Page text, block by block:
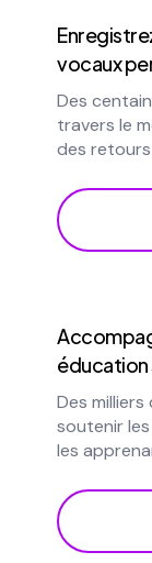
vocaux
Des
travers le
des
éducation
Des
soutenir
les